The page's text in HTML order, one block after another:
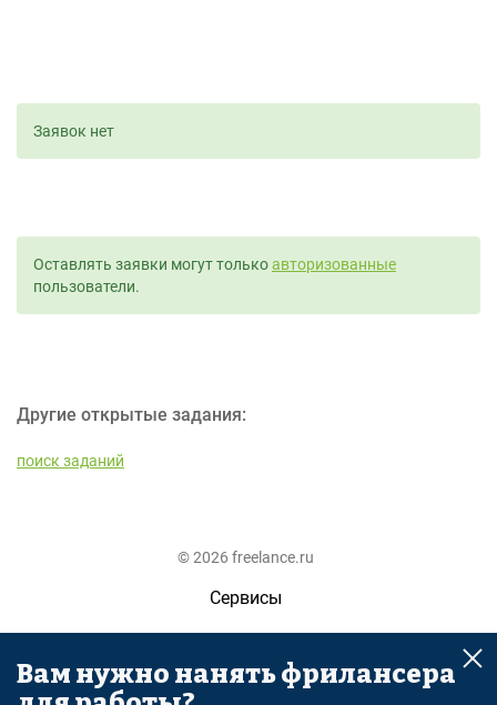
Заявок нет
Оставлять заявки могут толькоавторизованные
пользователи.
Другие открытые задания:
поиск заданий
© 2026 freelance.ru
Сервисы
Помощь
Поиск
Вам нужно нанять фрилансера